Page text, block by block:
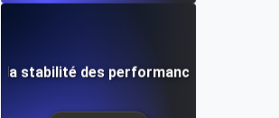
stabilité des performances à long